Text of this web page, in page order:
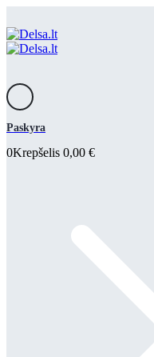
Paskyra
0Krepšelis 0,00 €